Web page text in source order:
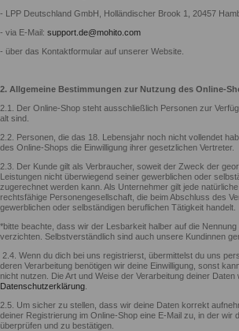
- LPP Deutschland GmbH, Holländischer Brook 1, 20457
- via E-Mail: support.de@mohito.com
- über das Kontaktformular auf unserer Website.
2. Allgemeine Bestimmungen zur Nutzung des Online-
2.1. Der Online-Shop steht ausschließlich Personen zur
alt sind.
2.2. Personen, die das 18. Lebensjahr noch nicht vollendet
des Online-Shops die Einwilligung ihrer gesetzlichen Vertreter.
2.3. Der Kunde gilt als Verbraucher, soweit der Zweck der
Leistungen nicht überwiegend seiner gewerblichen oder
zugerechnet werden kann. Als Unternehmer gilt jede
rechtsfähige Personengesellschaft, die beim Abschluss des
gewerblichen oder selbständigen beruflichen Tätigkeit handelt.
*bitte beachte, dass wir der Lesbarkeit halber auf die
verzichten. Selbstverständlich sind auch unsere Kundinnen
2.4. Wenn du dich bei uns registrierst, übermittelst du uns
deren Verarbeitung benötigen wir deine Einwilligung, sonst
nicht nutzen. Die Art und Weise der Verarbeitung deiner Daten
Datenschutzerklärung
2.5. Um sicher zu stellen, dass wir deine Daten korrekt
deiner Registrierung im Online-Shop eine E-Mail zu, in der wir
überprüfen und zu bestätigen.